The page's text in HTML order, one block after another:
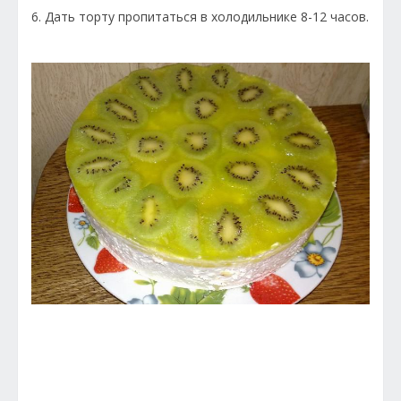
6. Дать торту пропитаться в холодильнике 8-12 часов.